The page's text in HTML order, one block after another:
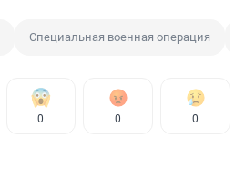
Специальная военная операция
0 0 0